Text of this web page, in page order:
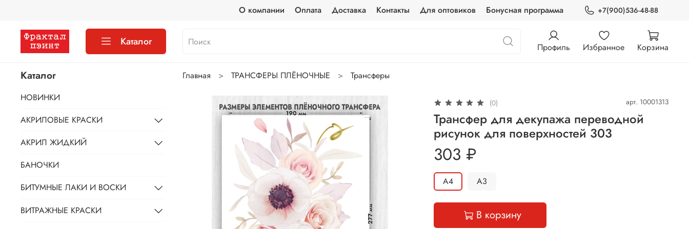
О компании Оплата Доставка Контакты Для оптовиков Бонусная программа +7(900)536-48-88
Каталог Профиль Избранное Корзина
Главная ТРАНСФЕРЫ ПЛЁНОЧНЫЕ Трансферы
(0) арт. 10001313
Трансфер для декупажа переводной
рисунок для поверхностей 303
303 ₽
А4 А3
В корзину
Каталог
НОВИНКИ
АКРИЛОВЫЕ КРАСКИ
АКРИЛ ЖИДКИЙ
БАНОЧКИ
БИТУМНЫЕ ЛАКИ И ВОСКИ
ВИТРАЖНЫЕ КРАСКИ